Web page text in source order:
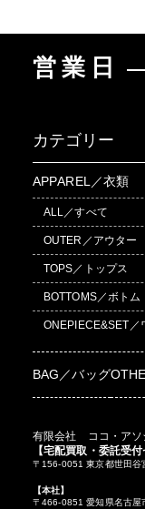
営業日
カテゴリー
APPAREL／衣類
ALL／すべて
OUTER／アウター
TOPS／トップス
BOTTOMS／ボトム
ONEPIECE&SET／
BAG／バッグ
有限会社 ココ・アソ
【宅配買取・委託受付
〒156-0051 東京都世田
【本社】
〒466-0851 愛知県名古